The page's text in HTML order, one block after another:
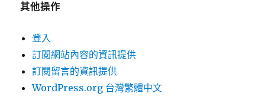
其他操作
登入
訂閱網站內容的資訊提供
訂閱留言的資訊提供
WordPress.org 台灣繁體中文